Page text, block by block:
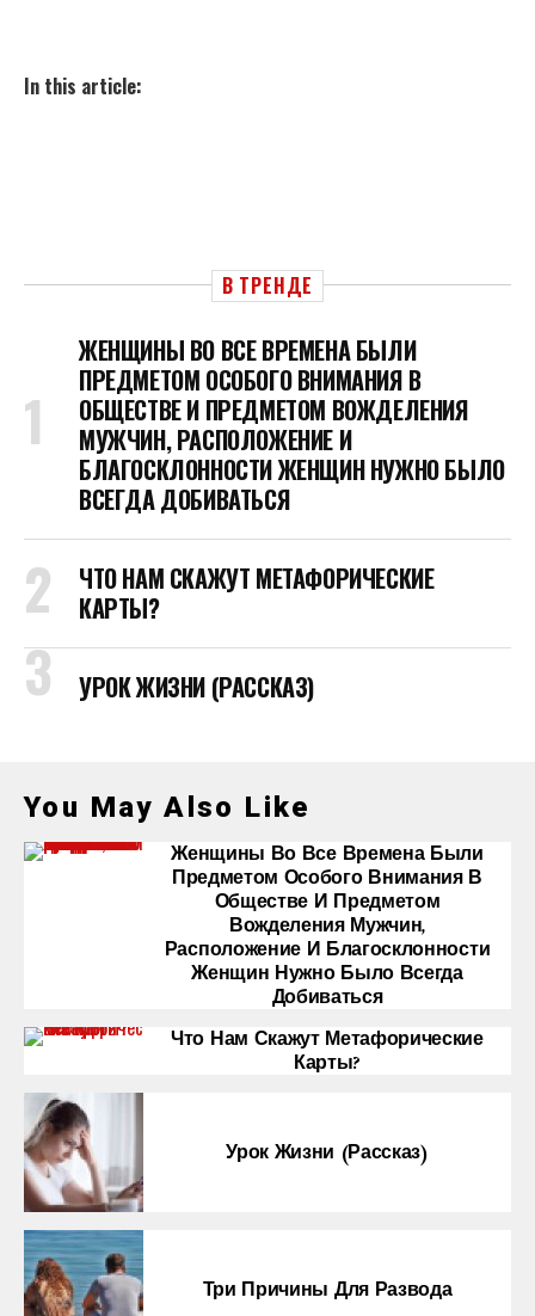
In this article:
В ТРЕНДЕ
ЖЕНЩИНЫ ВО ВСЕ ВРЕМЕНА БЫЛИ
ПРЕДМЕТОМ ОСОБОГО ВНИМАНИЯ В
ОБЩЕСТВЕ И ПРЕДМЕТОМ ВОЖДЕЛЕНИЯ
МУЖЧИН, РАСПОЛОЖЕНИЕ И
БЛАГОСКЛОННОСТИ ЖЕНЩИН НУЖНО БЫЛО
ВСЕГДА ДОБИВАТЬСЯ
ЧТО НАМ СКАЖУТ МЕТАФОРИЧЕСКИЕ
КАРТЫ?
УРОК ЖИЗНИ (РАССКАЗ)
You May Also Like
Женщины Во Все Времена Были
Предметом Особого Внимания В
Обществе И Предметом
Вожделения Мужчин,
Расположение И Благосклонности
Женщин Нужно Было Всегда
Добиваться
Что Нам Скажут Метафорические
Карты?
Урок Жизни (рассказ)
Три Причины Для Развода